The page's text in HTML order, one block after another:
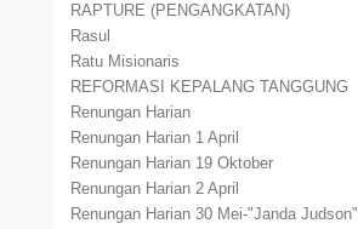
RAPTURE (PENGANGKATAN)
Rasul
Ratu Misionaris
REFORMASI KEPALANG TANGGUNG
Renungan Harian
Renungan Harian 1 April
Renungan Harian 19 Oktober
Renungan Harian 2 April
Renungan Harian 30 Mei-"Janda Judson"